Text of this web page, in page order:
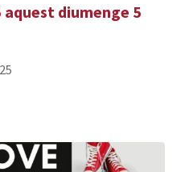
aquest diumenge 5